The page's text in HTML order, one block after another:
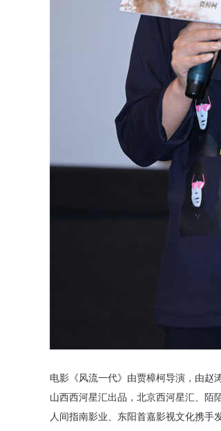
电影《风流一代》由贾樟柯导演，由赵
山西西河星汇出品，北京西河星汇、陌
人间指南影业、东阳首嘉影视文化携手